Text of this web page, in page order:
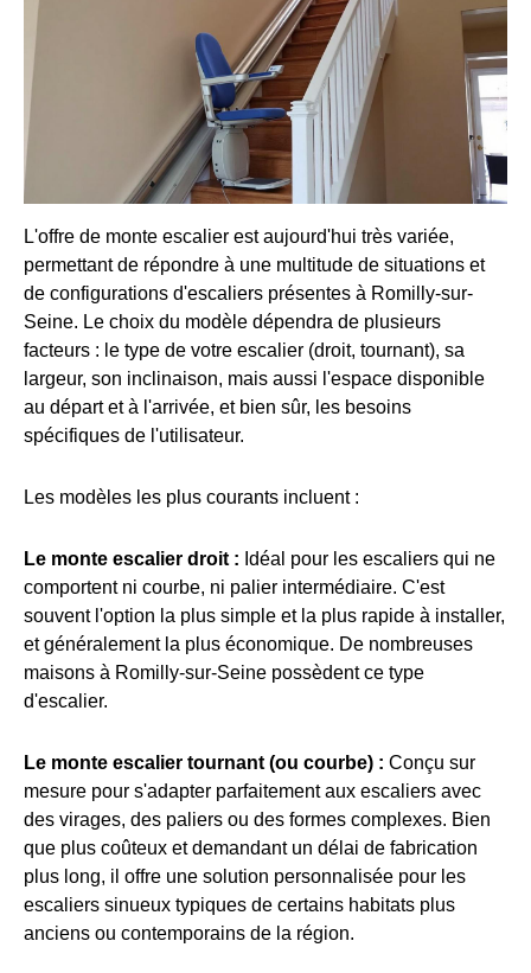
L'offre de monte escalier est aujourd'hui très variée,
permettant de répondre à une multitude de situations et
de configurations d'escaliers présentes à Romilly-sur-
Seine. Le choix du modèle dépendra de plusieurs
facteurs : le type de votre escalier (droit, tournant), sa
largeur, son inclinaison, mais aussi l'espace disponible
au départ et à l'arrivée, et bien sûr, les besoins
spécifiques de l'utilisateur.
Les modèles les plus courants incluent :
Le monte escalier droit : Idéal pour les escaliers qui ne
comportent ni courbe, ni palier intermédiaire. C'est
souvent l'option la plus simple et la plus rapide à installer,
et généralement la plus économique. De nombreuses
maisons à Romilly-sur-Seine possèdent ce type
d'escalier.
Le monte escalier tournant (ou courbe) : Conçu sur
mesure pour s'adapter parfaitement aux escaliers avec
des virages, des paliers ou des formes complexes. Bien
que plus coûteux et demandant un délai de fabrication
plus long, il offre une solution personnalisée pour les
escaliers sinueux typiques de certains habitats plus
anciens ou contemporains de la région.